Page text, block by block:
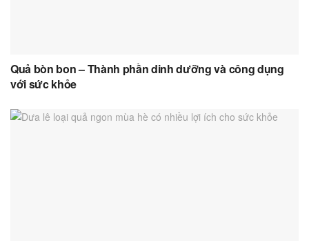
Quả bòn bon – Thành phần dinh dưỡng và công dụng
với sức khỏe